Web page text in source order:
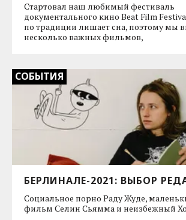
Стартовал наш любимый фестиваль
документального кино Beat Film
по традиции лишает сна, поэтому мы
несколько важных фильмов,
СОБЫТИЯ
БЕРЛИНАЛЕ-2021: ВЫБОР
Социальное порно Раду Жуде,
фильм Селин Сьямма и неизбежный